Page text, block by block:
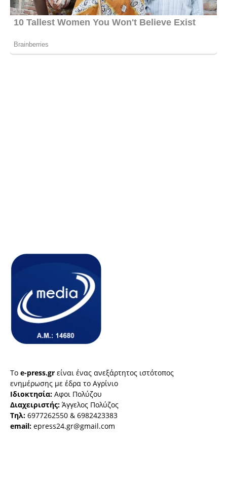
Το e-press.gr είναι ένας ανεξάρτητος ιστότοπος
ενημέρωσης με έδρα το Αγρίνιο
Ιδιοκτησία: Αφοι Πολύζου
Διαχειριστής: Άγγελος Πολύζος
Τηλ: 6977262550 & 6982423383
email: epress24.gr@gmail.com